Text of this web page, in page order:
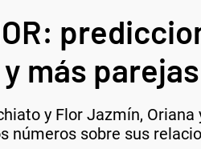
más
y Flor Jazmín,
números sobre sus